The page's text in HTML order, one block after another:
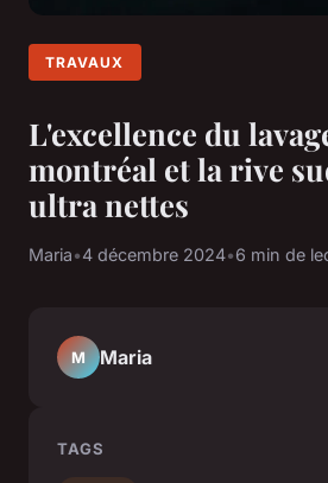
TRAVAUX
L'excellence du
montréal et la rive
ultra nettes
Maria•4 décembre 2024•6 min de
M Maria
TAGS